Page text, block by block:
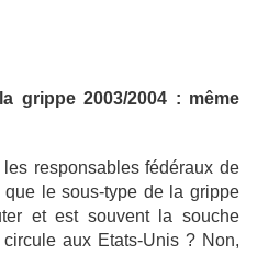
grippe 2003/2004 : même
responsables fédéraux de
que le sous-type de la grippe
et est souvent la souche
aux Etats-Unis ? Non,